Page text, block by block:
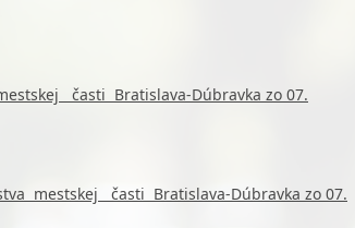
časti Bratislava-Dúbravka zo 07.
mestskej časti Bratislava-Dúbravka zo 07.